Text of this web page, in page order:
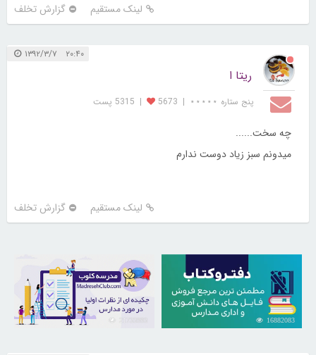
لینک مستقیم گزارش تخلف
۲۰:۴۰ ۱۳۹۲/۳/۷
ریتا ا
پنج ستاره ⋆⋆⋆⋆⋆ |
5673
| 5315 پست
چه سخت......
میدونم سبز زیاد دوست ندارم
لینک مستقیم گزارش تخلف
16882083